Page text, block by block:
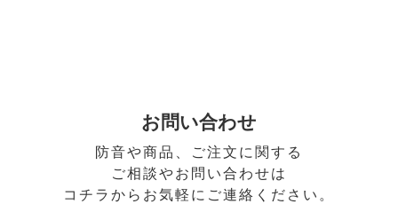
お問い合わせ
防音や商品、ご注文に関する
ご相談やお問い合わせは
コチラからお気軽にご連絡ください。